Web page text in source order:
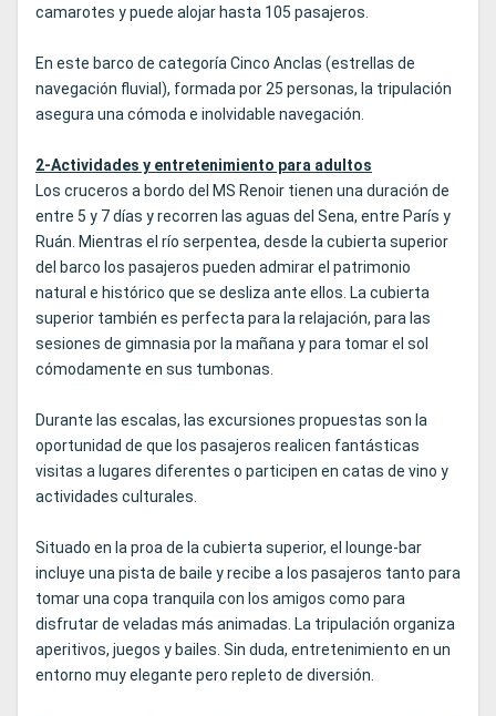
camarotes y puede alojar hasta 105 pasajeros.
En este barco de categoría Cinco Anclas (estrellas de
navegación fluvial), formada por 25 personas, la tripulación
asegura una cómoda e inolvidable navegación.
2-Actividades y entretenimiento para adultos
Los cruceros a bordo del MS Renoir tienen una duración de
entre 5 y 7 días y recorren las aguas del Sena, entre París y
Ruán. Mientras el río serpentea, desde la cubierta superior
del barco los pasajeros pueden admirar el patrimonio
natural e histórico que se desliza ante ellos. La cubierta
superior también es perfecta para la relajación, para las
sesiones de gimnasia por la mañana y para tomar el sol
cómodamente en sus tumbonas.
Durante las escalas, las excursiones propuestas son la
oportunidad de que los pasajeros realicen fantásticas
visitas a lugares diferentes o participen en catas de vino y
actividades culturales.
Situado en la proa de la cubierta superior, el lounge-bar
incluye una pista de baile y recibe a los pasajeros tanto para
tomar una copa tranquila con los amigos como para
disfrutar de veladas más animadas. La tripulación organiza
aperitivos, juegos y bailes. Sin duda, entretenimiento en un
entorno muy elegante pero repleto de diversión.